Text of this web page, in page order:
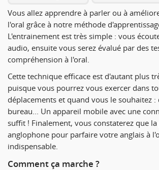
Vous allez apprendre à parler ou à
l'oral grâce à notre méthode
L'entrainement est très simple : vous
audio, ensuite vous serez évalué par des
compréhension à l'oral.
Cette technique efficace est d'autant plus
puisque vous pourrez vous exercer dans
déplacements et quand vous le souhaitez :
bureau... Un appareil mobile avec une
suffit ! Finalement, vous constaterez que
anglophone pour parfaire votre anglais à
indispensable.
Comment ça marche ?